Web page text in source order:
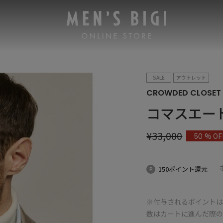
SALE アウトレット
CROWDED CLOSET
コマスエー
¥33,000 50%
150ポイント還元
※付与されるポイント
数はカートに進んだ際